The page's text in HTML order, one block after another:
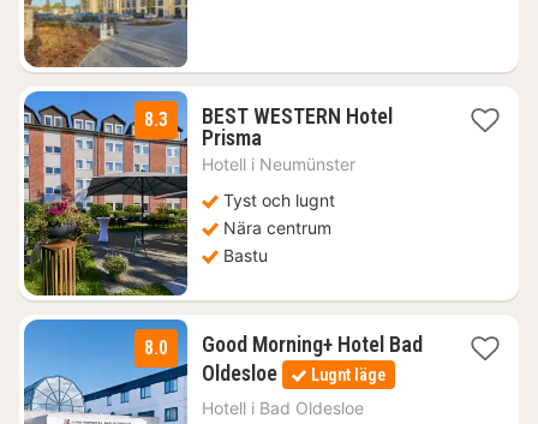
8.3
BEST WESTERN Hotel
Prisma1
natt
1101
kr.
Hotell i Neumünster
Tyst och lugnt
Nära centrum
Bastu
8.0
Good Morning+ Hotel Bad
Oldesloe1
natt
från
Lugnt läge
Hotell i Bad Oldesloe